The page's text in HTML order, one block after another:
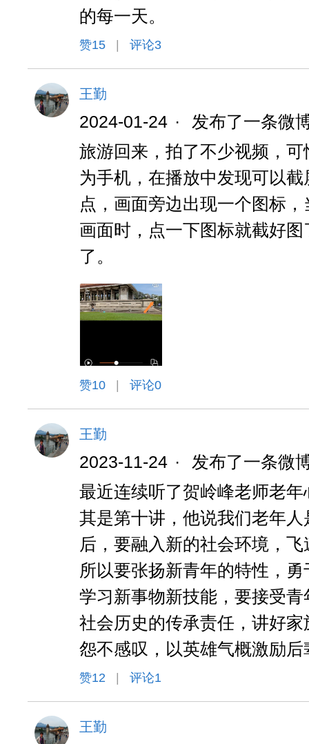
的每一天。
赞15 评论3
王勤
2024-01-24 ·
发布了一条微
旅游回来，拍了不少视频，
为手机，在播放中发现可以
点，画面旁边出现一个图标
画面时，点一下图标就截好
了。
赞10 评论0
王勤
2023-11-24 ·
发布了一条微
最近连续听了贺岭峰老师老
其是第十讲，他说我们老年人
后，要融入新的社会环境，
所以要张扬新青年的特性，
学习新事物新技能，要接受
社会历史的传承责任，讲好
怨不感叹，以英雄气概激励后
赞12 评论1
王勤